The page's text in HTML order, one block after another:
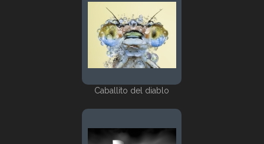
Caballito del diablo